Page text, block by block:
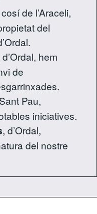
de l’Araceli,
del
d’Ordal, hem
de
Pau,
iniciatives.
, d’Ordal,
del nostre